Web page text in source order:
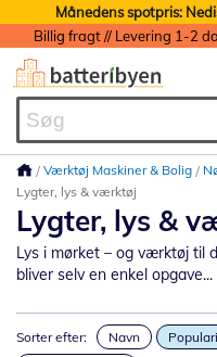
Månedens spotpris:
Værktøj Maskiner & Bolig
Lygter, lys & værktøj
Lygter, lys &
Lys i mørket – og værktøj til
bliver selv en enkel opgave...
Sorter efter: Navn